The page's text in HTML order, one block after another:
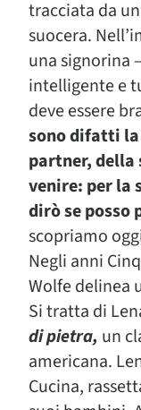
tracciata da
suocera.
una signorina
intelligente e
deve essere
sono difatti la
partner, della
venire: per la
dirò se posso
scopriamo
Negli anni
Wolfe delinea
Si tratta di
di pietra, un
americana.
Cucina,